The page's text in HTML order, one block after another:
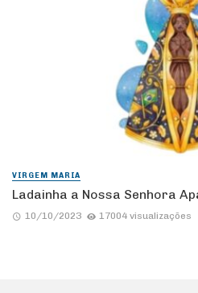
VIRGEM MARIA
Ladainha a Nossa Senhora
10/10/2023 17004 visualizações